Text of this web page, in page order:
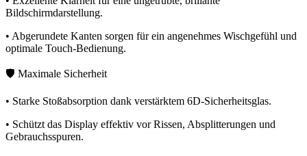
Bildschirmdarstellung.
• Abgerundete Kanten sorgen für ein angenehmes Wischgefühl und
optimale Touch-Bedienung.
🛡️ Maximale Sicherheit
• Starke Stoßabsorption dank verstärktem 6D-Sicherheitsglas.
• Schützt das Display effektiv vor Rissen, Absplitterungen und
Gebrauchsspuren.